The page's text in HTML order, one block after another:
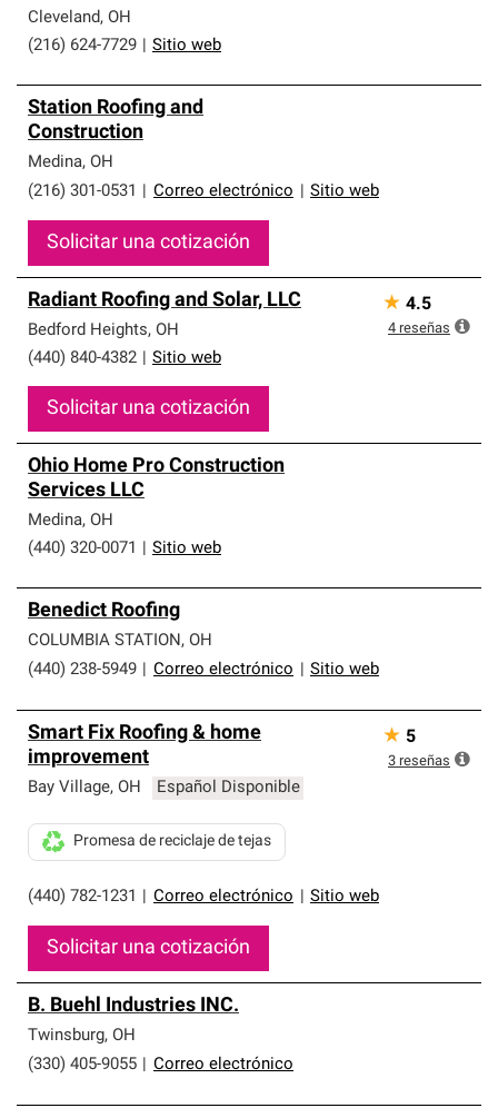
Cleveland, OH
(216) 624-7729
Sitio web
Station Roofing and
Construction
Medina, OH
(216) 301-0531
Correo electrónico Sitio web
Solicitar una cotización
Radiant Roofing and Solar, LLC
Bedford Heights, OH
(440) 840-4382
Sitio web
Solicitar una cotización
★ 4.5
4 reseñas
Ohio Home Pro Construction
Services LLC
Medina, OH
(440) 320-0071
Sitio web
Benedict Roofing
COLUMBIA STATION, OH
(440) 238-5949
Correo electrónico Sitio web
Smart Fix Roofing & home
improvement
Bay Village, OH Español Disponible
(440) 782-1231 Correo electrónico Sitio web
Promesa de reciclaje de tejas
Solicitar una cotización
★ 5
3 reseñas
B. Buehl Industries INC.
Twinsburg, OH
(330) 405-9055
Correo electrónico